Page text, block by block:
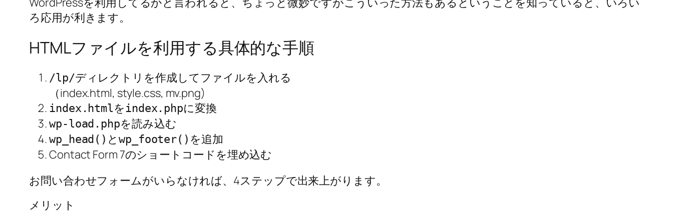
ろ応用が利きます。
HTMLファイルを利用する具体的な手順
/lp/ディレクトリを作成してファイルを入れる
（index.html, style.css, mv.png)
index.htmlを index.phpに変換
wp-load.phpを読み込む
wp_head() とwp_footer() を追加
Contact Form 7のショートコードを埋め込む
お問い合わせフォームがいらなければ、4ステップで出来上がります。
メリット